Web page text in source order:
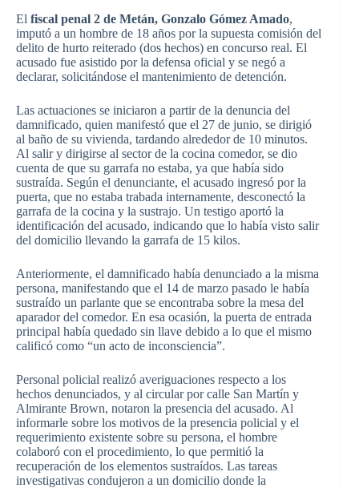
El fiscal penal 2 de Metán, Gonzalo Gómez Amado,
imputó a un hombre de 18 años por la supuesta comisión del
delito de hurto reiterado (dos hechos) en concurso real. El
acusado fue asistido por la defensa oficial y se negó a
declarar, solicitándose el mantenimiento de detención.
Las actuaciones se iniciaron a partir de la denuncia del
damnificado, quien manifestó que el 27 de junio, se dirigió
al baño de su vivienda, tardando alrededor de 10 minutos.
Al salir y dirigirse al sector de la cocina comedor, se dio
cuenta de que su garrafa no estaba, ya que había sido
sustraída. Según el denunciante, el acusado ingresó por la
puerta, que no estaba trabada internamente, desconectó la
garrafa de la cocina y la sustrajo. Un testigo aportó la
identificación del acusado, indicando que lo había visto salir
del domicilio llevando la garrafa de 15 kilos.
Anteriormente, el damnificado había denunciado a la misma
persona, manifestando que el 14 de marzo pasado le había
sustraído un parlante que se encontraba sobre la mesa del
aparador del comedor. En esa ocasión, la puerta de entrada
principal había quedado sin llave debido a lo que el mismo
calificó como “un acto de inconsciencia”.
Personal policial realizó averiguaciones respecto a los
hechos denunciados, y al circular por calle San Martín y
Almirante Brown, notaron la presencia del acusado. Al
informarle sobre los motivos de la presencia policial y el
requerimiento existente sobre su persona, el hombre
colaboró con el procedimiento, lo que permitió la
recuperación de los elementos sustraídos. Las tareas
investigativas condujeron a un domicilio donde la